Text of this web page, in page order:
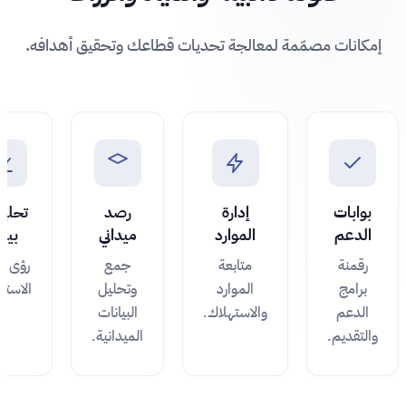
إمكانات مصمّمة لمعالجة تحديات قطاعك وتحقيق أهدافه.
بوابات
الدعم
رقمنة
برامج
الدعم
والتقديم.
إدارة
الموارد
متابعة
الموارد
والاستهلاك.
رصد
ميداني
جمع
وتحليل
البيانات
الميدانية.
رؤى